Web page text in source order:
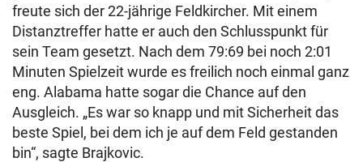
freute sich der 22-jährige Feldkircher. Mit einem
Distanztreffer hatte er auch den Schlusspunkt für
sein Team gesetzt. Nach dem 79:69 bei noch 2:01
Minuten Spielzeit wurde es freilich noch einmal ganz
eng. Alabama hatte sogar die Chance auf den
Ausgleich. „Es war so knapp und mit Sicherheit das
beste Spiel, bei dem ich je auf dem Feld gestanden
bin“, sagte Brajkovic.